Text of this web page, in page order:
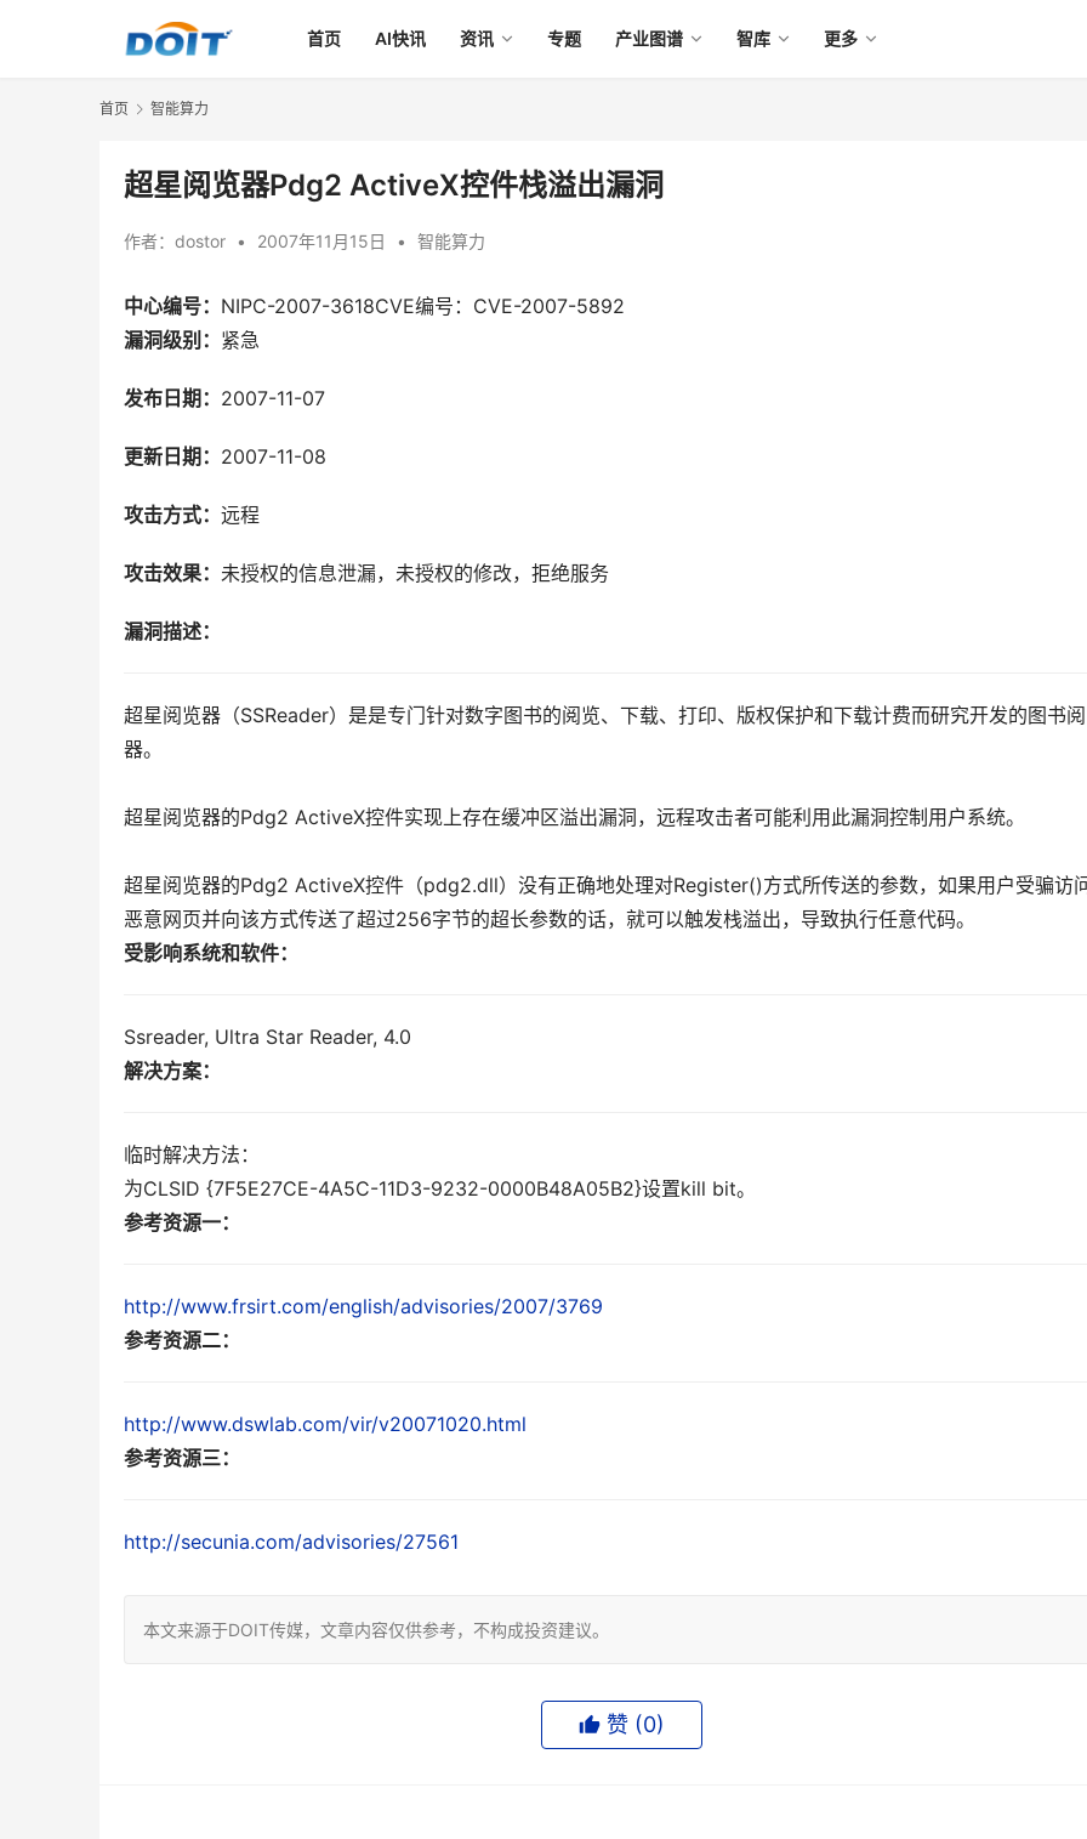
首页 AI快讯 资讯 专题 产业图谱 智库 更多
首页 智能算力
超星阅览器Pdg2 ActiveX控件栈溢出漏洞
作者： dostor • 2007年11月15日 • 智能算力
中心编号： NIPC-2007-3618CVE编号：CVE-2007-5892
漏洞级别： 紧急
发布日期： 2007-11-07
更新日期： 2007-11-08
攻击方式： 远程
攻击效果： 未授权的信息泄漏，未授权的修改，拒绝服务
漏洞描述：
超星阅览器（SSReader）是是专门针对数字图书的阅览、下载、打印、版权保护和下载计费而研究开发的图书
器。
超星阅览器的Pdg2 ActiveX控件实现上存在缓冲区溢出漏洞，远程攻击者可能利用此漏洞控制用户系统。
超星阅览器的Pdg2 ActiveX控件（pdg2.dll）没有正确地处理对Register()方式所传送的参数，如果用户受骗访
恶意网页并向该方式传送了超过256字节的超长参数的话，就可以触发栈溢出，导致执行任意代码。
受影响系统和软件：
Ssreader, Ultra Star Reader, 4.0
解决方案：
临时解决方法：
为CLSID {7F5E27CE-4A5C-11D3-9232-0000B48A05B2}设置kill bit。
参考资源一：
http://www.frsirt.com/english/advisories/2007/3769
参考资源二：
http://www.dswlab.com/vir/v20071020.html
参考资源三：
http://secunia.com/advisories/27561
本文来源于DOIT传媒，文章内容仅供参考，不构成投资建议。
赞 (0)